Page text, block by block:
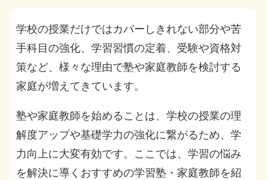
学校の授業だけではカバーしきれない部分や苦
手科目の強化、学習習慣の定着、受験や資格対
策など、様々な理由で塾や家庭教師を検討する
家庭が増えてきています。
塾や家庭教師を始めることは、学校の授業の理
解度アップや基礎学力の強化に繋がるため、学
力向上に大変有効です。ここでは、学習の悩み
を解決に導くおすすめの学習塾・家庭教師を紹